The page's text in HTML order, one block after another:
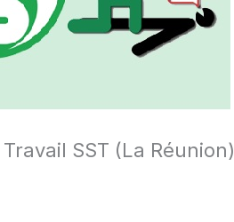
SST (La Réunion)